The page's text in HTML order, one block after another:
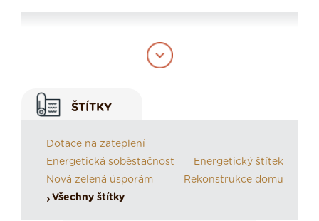
Průkaz energetické
náročnosti budovy
Je ohodnocení budovy a její zařazení do třídy
energetické náročnosti budovy. Vychází z
Evropské směrnice 2002/91/ES, jež byla do
ŠTÍTKY
Dotace na zateplení
Energetická soběstačnost
Energetický štítek
Nová zelená úsporám
Rekonstrukce domu
Všechny štítky